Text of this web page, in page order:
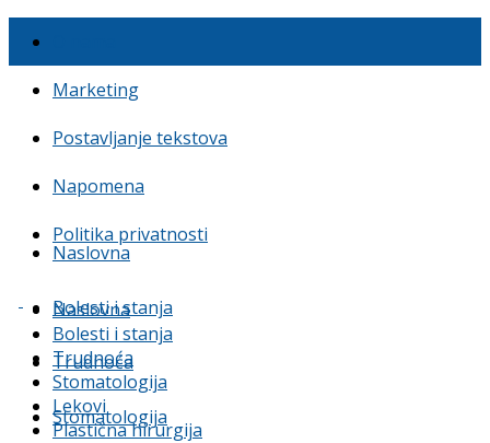
Marketing
Postavljanje tekstova
Napomena
Politika privatnosti
Naslovna
Bolesti i stanja
Trudnoća
Stomatologija
Naslovna
Bolesti i stanja
Trudnoća
Stomatologija
Lekovi
Plastična hirurgija